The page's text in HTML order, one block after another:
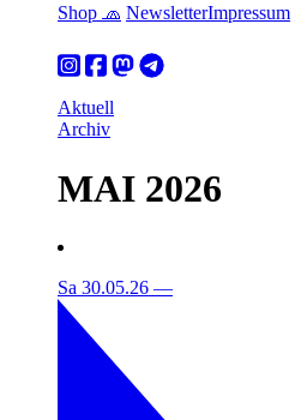
Shop 🧢 NewsletterImpressum
Aktuell
Archiv
MAI 2026
Sa 30.05.26 —